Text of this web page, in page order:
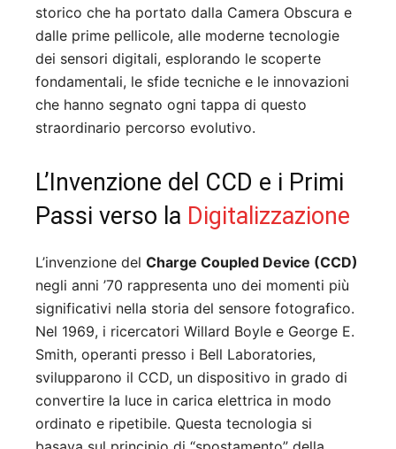
storico che ha portato dalla Camera Obscura e
dalle prime pellicole, alle moderne tecnologie
dei sensori digitali, esplorando le scoperte
fondamentali, le sfide tecniche e le innovazioni
che hanno segnato ogni tappa di questo
straordinario percorso evolutivo.
L’Invenzione del CCD e i Primi
Passi verso la Digitalizzazione
L’invenzione del Charge Coupled Device (CCD)
negli anni ’70 rappresenta uno dei momenti più
significativi nella storia del sensore fotografico.
Nel 1969, i ricercatori Willard Boyle e George E.
Smith, operanti presso i Bell Laboratories,
svilupparono il CCD, un dispositivo in grado di
convertire la luce in carica elettrica in modo
ordinato e ripetibile. Questa tecnologia si